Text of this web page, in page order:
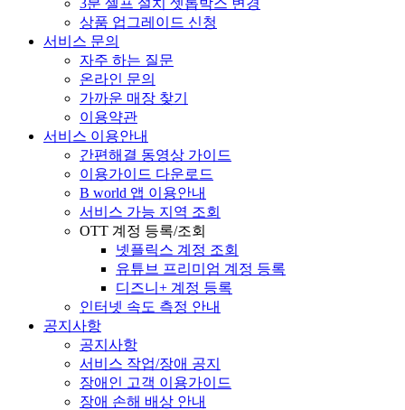
3분 셀프 설치 셋톱박스 변경
상품 업그레이드 신청
서비스 문의
자주 하는 질문
온라인 문의
가까운 매장 찾기
이용약관
서비스 이용안내
간편해결 동영상 가이드
이용가이드 다운로드
B world 앱 이용안내
서비스 가능 지역 조회
OTT 계정 등록/조회
넷플릭스 계정 조회
유튜브 프리미엄 계정 등록
디즈니+ 계정 등록
인터넷 속도 측정 안내
공지사항
공지사항
서비스 작업/장애 공지
장애인 고객 이용가이드
장애 손해 배상 안내